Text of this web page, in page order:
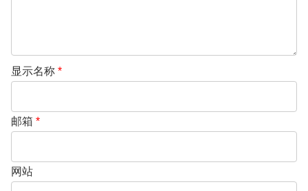
显示名称 *
邮箱 *
网站